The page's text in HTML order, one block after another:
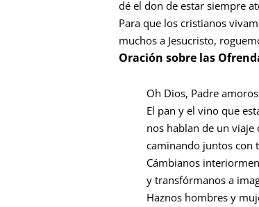
dé el don de estar siempre
Para que los cristianos
muchos a Jesucristo,
Oración sobre las
Oh Dios, Padre
El pan y el vino que
nos hablan de un
caminando juntos con
Cámbianos
y transfórmanos a
Haznos hombres y